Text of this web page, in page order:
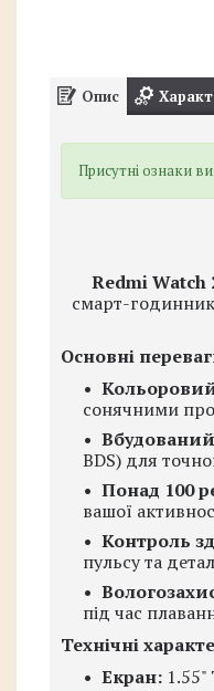
Опис
Присутні ознаки
Redmi Watch
смарт-
Основні
сонячними
Вбудований
BDS) для
Понад 100
вашої
Контроль
пульсу та
під час
Технічні
Екран: 1.55"